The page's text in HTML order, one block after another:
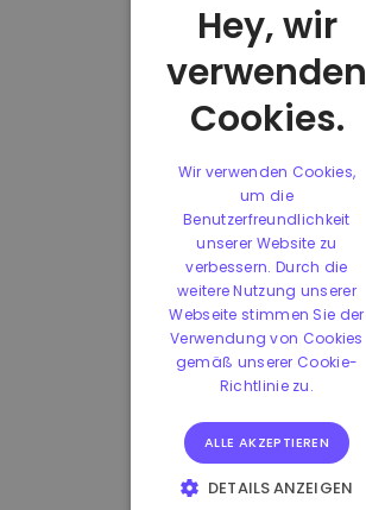
Hey, wir
verwenden
Cookies.
Wir verwenden Cookies,
um die
Benutzerfreundlichkeit
unserer Website zu
verbessern. Durch die
weitere Nutzung unserer
Webseite stimmen Sie der
Verwendung von Cookies
gemäß unserer Cookie-
Richtlinie zu.
ALLE AKZEPTIEREN
DETAILS ANZEIGEN